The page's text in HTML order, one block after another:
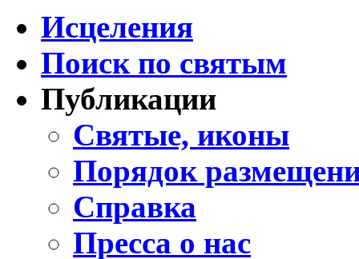
Исцеления
Поиск по святым
Публикации
Святые, иконы
Порядок
Справка
Пресса о нас